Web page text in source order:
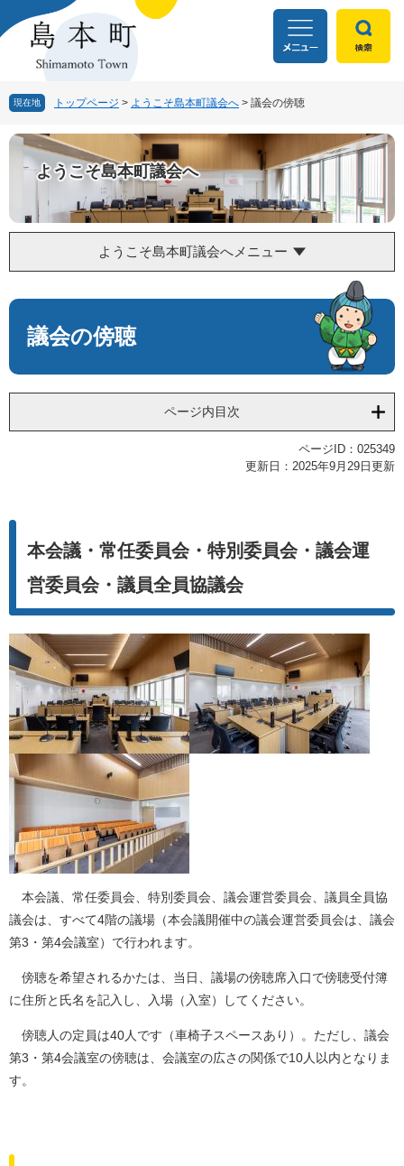
ー
す
ニ
し
へ
現在地 トップページ > ようこそ島本町議会へ > 議会の傍聴
ようこそ島本町議会へ
ようこそ島本町議会へメニュー
文
議会の傍聴
ページ内目次
ページID：025349
更新日：2025年9月29日更新
本会議・常任委員会・特別委員会・議会運
営委員会・議員全員協議会
本会議、常任委員会、特別委員会、議会運営委員会、議員全員協
議会は、すべて4階の議場（本会議開催中の議会運営委員会は、議会
第3・第4会議室）で行われます。
傍聴を希望されるかたは、当日、議場の傍聴席入口で傍聴受付簿
に住所と氏名を記入し、入場（入室）してください。
傍聴人の定員は40人です（車椅子スペースあり）。ただし、議会
第3・第4会議室の傍聴は、会議室の広さの関係で10人以内となりま
す。